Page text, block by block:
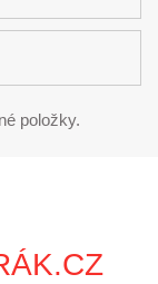
položky.